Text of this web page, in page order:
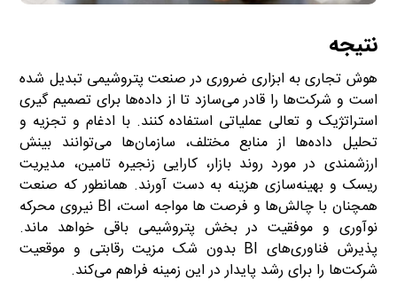
نتیجه
هوش تجاری به ابزاری ضروری در صنعت پتروشیمی تبدیل شده
است و شرکت‌ها را قادر می‌سازد تا از داده‌ها برای تصمیم گیری
استراتژیک و تعالی عملیاتی استفاده کنند. با ادغام و تجزیه و
تحلیل داده‌ها از منابع مختلف، سازمان‌ها می‌توانند بینش
ارزشمندی در مورد روند بازار، کارایی زنجیره تامین، مدیریت
ریسک و بهینه‌سازی هزینه به دست آورند. همانطور که صنعت
همچنان با چالش‌ها و فرصت ها مواجه است، BI نیروی محرکه
نوآوری و موفقیت در بخش پتروشیمی باقی خواهد ماند.
پذیرش فناوری‌های BI بدون شک مزیت رقابتی و موقعیت
شرکت‌ها را برای رشد پایدار در این زمینه فراهم می‌کند.